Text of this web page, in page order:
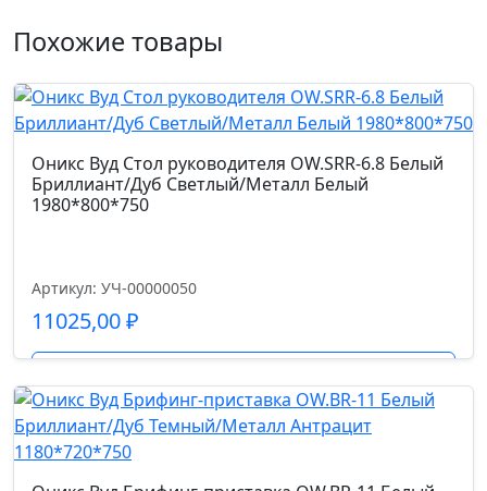
d50/PU
Механизм
топ-ган
Газпатрон мм.
Страна производства
Китай
Допустимая нагрузка кг.
120.0
2SEB
Черный/
Металл
Черный
Похожие товары
Оникс Вуд Стол руководителя OW.SRR-6.8 Белый
Бриллиант/Дуб Светлый/Металл Белый
1980*800*750
Артикул: УЧ-00000050
11025,00₽